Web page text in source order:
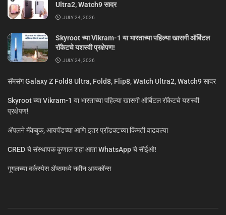
Ultra2, Watch9 सादर
JULY 24, 2026
Skyroot च्या Vikram-1 या भारताच्या पहिल्या खासगी ऑर्बिटल
रॉकेटचे यशस्वी प्रक्षेपण!
JULY 24, 2026
सॅमसंग Galaxy Z Fold8 Ultra, Fold8, Flip8, Watch Ultra2, Watch9 सादर
Skyroot च्या Vikram-1 या भारताच्या पहिल्या खासगी ऑर्बिटल रॉकेटचे यशस्वी
प्रक्षेपण!
ॲपलने मॅकबुक, आयपॅडच्या आणि इतर प्रॉडक्टच्या किंमती वाढवल्या
CRED चे संस्थापक कुणाल शहा आता WhatsApp चे सीईओ!
गूगलच्या वर्कस्पेस अ‍ॅप्समध्ये नवीन आयकॉन्स